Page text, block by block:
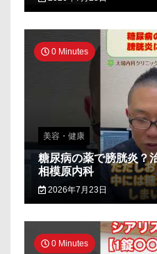
0 Minutes
美容・健康
糖尿病の薬で膀胱炎？
相模原内科
2026年7月23日
0 Minutes